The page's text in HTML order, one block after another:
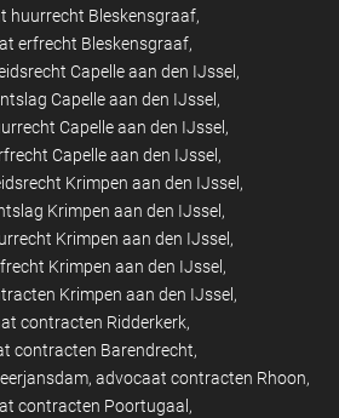
huurrecht Bleskensgraaf
erfrecht Bleskensgraaf
Capelle aan den IJssel
Capelle aan den IJssel
Capelle aan den IJssel
Capelle aan den IJssel
Krimpen aan den IJssel
Krimpen aan den IJssel
Krimpen aan den IJssel
Krimpen aan den IJssel
Krimpen aan den IJssel
contracten Ridderkerk
contracten Barendrecht
advocaat contracten Rhoon
contracten Poortugaal